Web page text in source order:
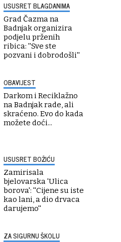
USUSRET BLAGDANIMA
Grad Čazma na
Badnjak organizira
podjelu prženih
ribica: ''Sve ste
pozvani i dobrodošli''
OBAVIJEST
Darkom i Reciklažno
na Badnjak rade, ali
skraćeno. Evo do kada
možete doći...
USUSRET BOŽIĆU
Zamirisala
bjelovarska 'Ulica
borova': ''Cijene su iste
kao lani, a dio drvaca
darujemo''
ZA SIGURNU ŠKOLU